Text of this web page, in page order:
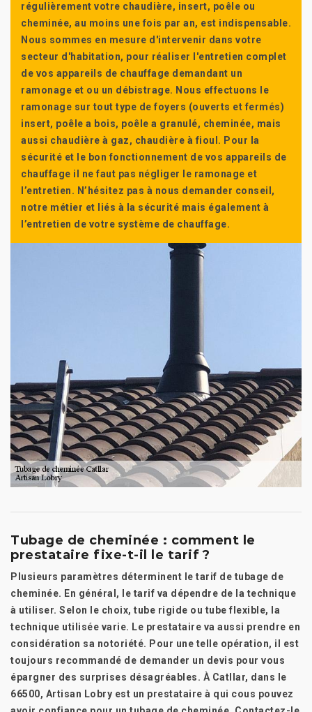
régulièrement votre chaudière, insert, poêle ou
cheminée, au moins une fois par an, est indispensable.
Nous sommes en mesure d'intervenir dans votre
secteur d'habitation, pour réaliser l'entretien complet
de vos appareils de chauffage demandant un
ramonage et ou un débistrage. Nous effectuons le
ramonage sur tout type de foyers (ouverts et fermés)
insert, poêle a bois, poêle a granulé, cheminée, mais
aussi chaudière à gaz, chaudière à fioul. Pour la
sécurité et le bon fonctionnement de vos appareils de
chauffage il ne faut pas négliger le ramonage et
l’entretien. N’hésitez pas à nous demander conseil,
notre métier et liés à la sécurité mais également à
l’entretien de votre système de chauffage.
Tubage de cheminée : comment le
prestataire fixe-t-il le tarif ?
Plusieurs paramètres déterminent le tarif de tubage de
cheminée. En général, le tarif va dépendre de la technique
à utiliser. Selon le choix, tube rigide ou tube flexible, la
technique utilisée varie. Le prestataire va aussi prendre en
considération sa notoriété. Pour une telle opération, il est
toujours recommandé de demander un devis pour vous
épargner des surprises désagréables. À Catllar, dans le
66500, Artisan Lobry est un prestataire à qui cous pouvez